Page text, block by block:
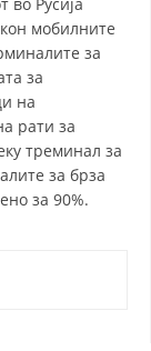
мобилните
за
за
на
рати за
треминал за
за брза
за 90%.